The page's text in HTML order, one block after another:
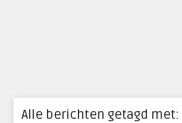
Alle berichten getagd met: